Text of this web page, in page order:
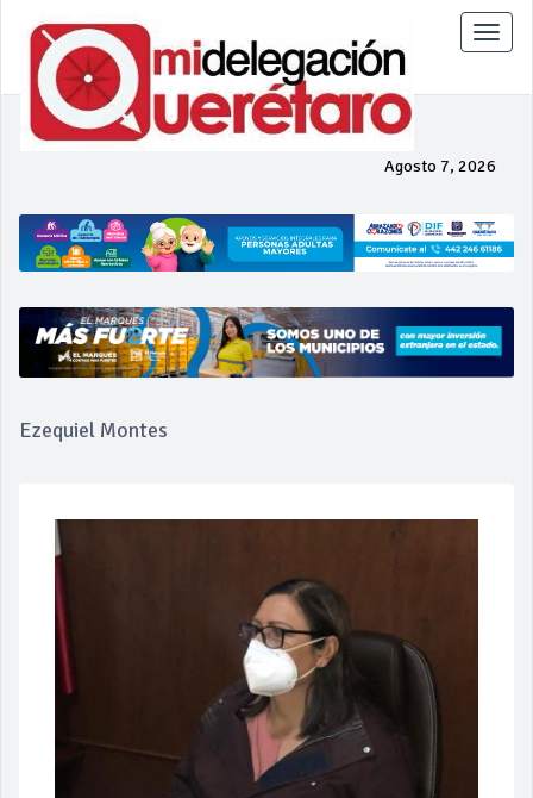
Toggle
Agosto 7, 2026
Ezequiel Montes